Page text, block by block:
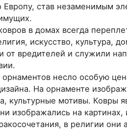
Европу, став незаменимым
в домах всегда
искусство, культура,
от вредителей и служили
орнаментов несло особую
На орнаменте
культурные мотивы. Ковры
изображались на
в религии они